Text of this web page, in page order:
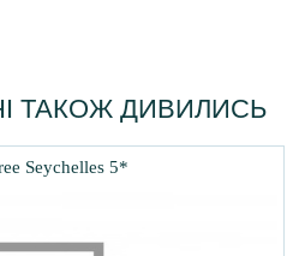
ТАКОЖ ДИВИЛИСЬ
Seychelles 5*